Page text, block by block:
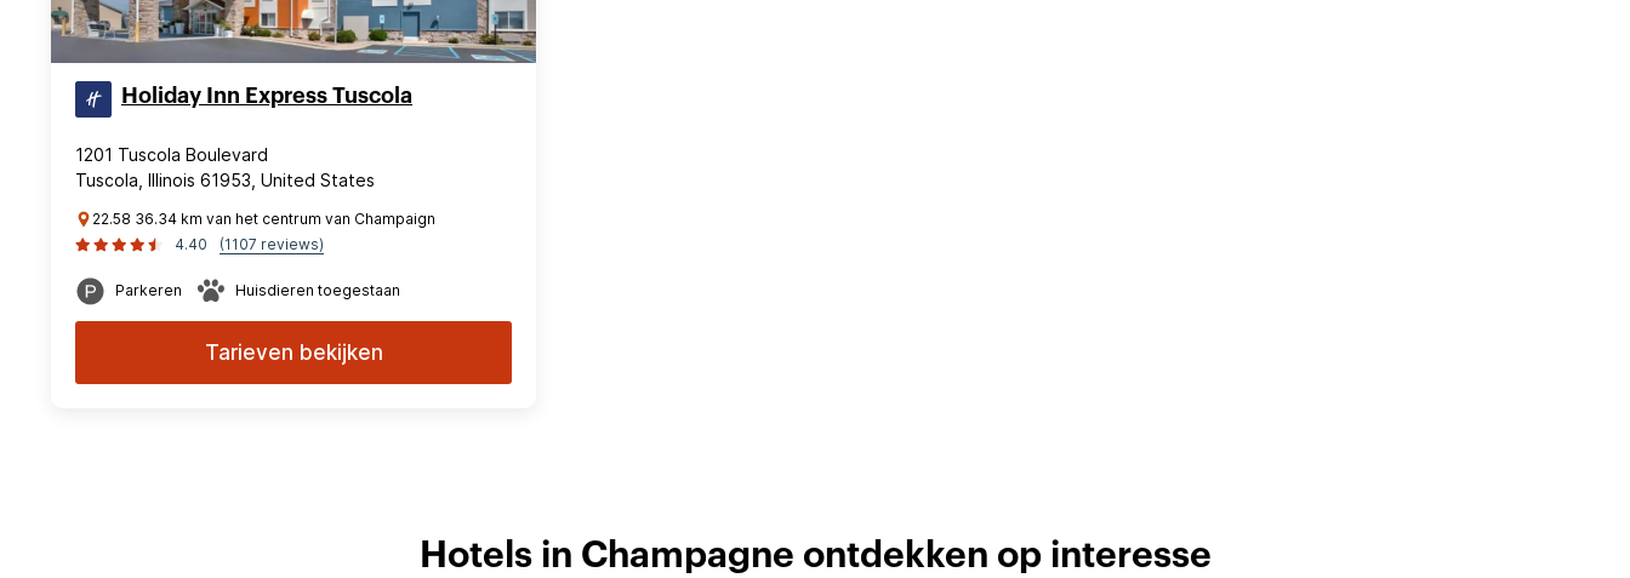
Holiday Inn Express Tuscola
1201 Tuscola Boulevard
Tuscola, Illinois 61953, United States
22.58 36.34 km van het centrum van Champaign
4.40
(1107 reviews)
Parkeren Huisdieren toegestaan
Tarieven bekijken
Hotels in Champagne ontdekken op interesse